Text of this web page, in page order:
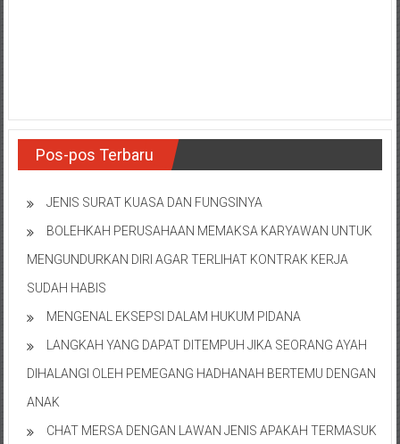
Barat/
Kalimantan
Timur/
Kalimantan
Samarinda/Jawa
Barat/
jawa
Terdekat
Pos-pos Terbaru
JENIS SURAT KUASA DAN FUNGSINYA
BOLEHKAH PERUSAHAAN MEMAKSA KARYAWAN UNTUK
MENGUNDURKAN DIRI AGAR TERLIHAT KONTRAK KERJA
SUDAH HABIS
MENGENAL EKSEPSI DALAM HUKUM PIDANA
LANGKAH YANG DAPAT DITEMPUH JIKA SEORANG AYAH
DIHALANGI OLEH PEMEGANG HADHANAH BERTEMU DENGAN
ANAK
CHAT MERSA DENGAN LAWAN JENIS APAKAH TERMASUK